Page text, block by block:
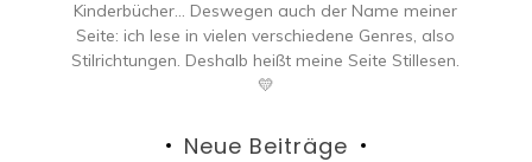
Kinderbücher… Deswegen auch der Name meiner
Seite: ich lese in vielen verschiedene Genres, also
Stilrichtungen. Deshalb heißt meine Seite Stillesen.
💛
Neue Beiträge